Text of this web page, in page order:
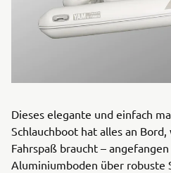
Dieses elegante und einfach
Schlauchboot hat alles an
Fahrspaß braucht –
Aluminiumboden über robuste